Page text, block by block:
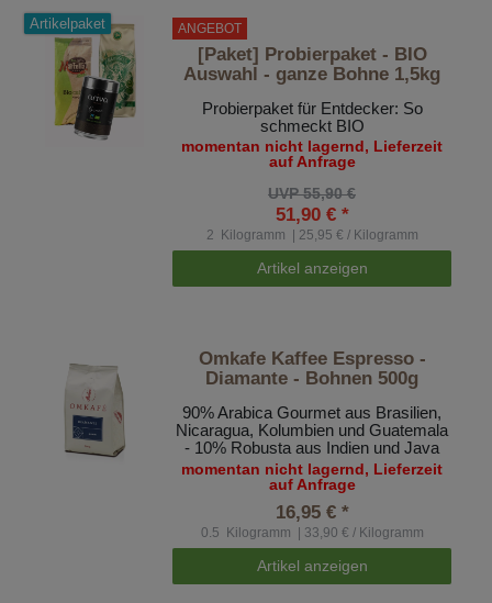
Artikelpaket ANGEBOT
[Paket] Probierpaket - BIO
Auswahl - ganze Bohne 1,5kg
Probierpaket für Entdecker: So
schmeckt BIO
momentan nicht lagernd, Lieferzeit
auf Anfrage
UVP 55,90 €
51,90 € *
2 Kilogramm | 25,95 € / Kilogramm
Artikel anzeigen
Omkafe Kaffee Espresso -
Diamante - Bohnen 500g
90% Arabica Gourmet aus Brasilien,
Nicaragua, Kolumbien und Guatemala
- 10% Robusta aus Indien und Java
momentan nicht lagernd, Lieferzeit
auf Anfrage
16,95 € *
0.5 Kilogramm | 33,90 € / Kilogramm
Artikel anzeigen